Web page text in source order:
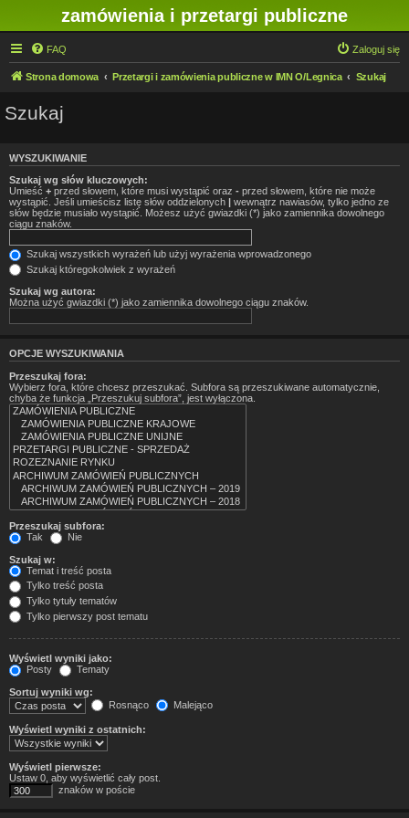
zamówienia i przetargi publiczne
FAQ Zaloguj się
Strona domowa Przetargi i zamówienia publiczne w IMN O/Legnica Szukaj
Szukaj
WYSZUKIWANIE
Szukaj wg słów kluczowych:
Umieść + przed słowem, które musi wystąpić oraz - przed słowem, które nie może
wystąpić. Jeśli umieścisz listę słów oddzielonych | wewnątrz nawiasów, tylko jedno ze
słów będzie musiało wystąpić. Możesz użyć gwiazdki (*) jako zamiennika dowolnego
ciągu znaków.
Szukaj wszystkich wyrażeń lub użyj wyrażenia wprowadzonego
Szukaj któregokolwiek z wyrażeń
Szukaj wg autora:
Można użyć gwiazdki (*) jako zamiennika dowolnego ciągu znaków.
OPCJE WYSZUKIWANIA
Przeszukaj fora:
Wybierz fora, które chcesz przeszukać. Subfora są przeszukiwane automatycznie,
chyba że funkcja „Przeszukuj subfora”, jest wyłączona.
Przeszukaj subfora:
Tak
Nie
Szukaj w:
Temat i treść posta
Tylko treść posta
Tylko tytuły tematów
Tylko pierwszy post tematu
Wyświetl wyniki jako:
Posty
Tematy
Sortuj wyniki wg:
Rosnąco
Malejąco
Wyświetl wyniki z ostatnich:
Wyświetl pierwsze:
Ustaw 0, aby wyświetlić cały post.
znaków w poście